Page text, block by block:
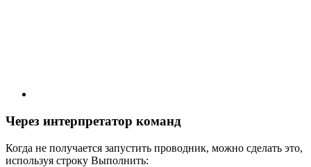
Через интерпретатор команд
Когда не получается запустить проводник, можно сделать это,
используя строку Выполнить: